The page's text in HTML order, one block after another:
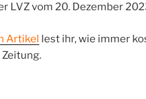
LVZ vom 20. Dezember
Artikel lest ihr, wie immer